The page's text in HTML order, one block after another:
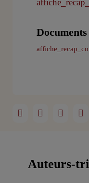
Auteurs-